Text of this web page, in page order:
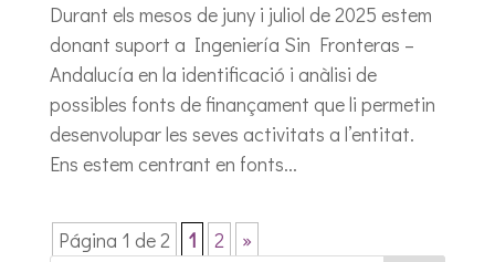
Durant els mesos de juny i juliol de 2025 estem
donant suport a Ingeniería Sin Fronteras –
Andalucía en la identificació i anàlisi de
possibles fonts de finançament que li permetin
desenvolupar les seves activitats a l’entitat.
Ens estem centrant en fonts...
Página 1 de 2 1 2 »